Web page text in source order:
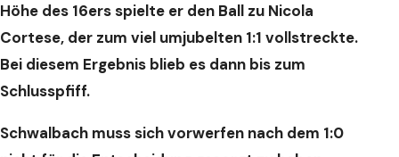
Höhe des 16ers spielte er den Ball zu Nicola
Cortese, der zum viel umjubelten 1:1 vollstreckte.
Bei diesem Ergebnis blieb es dann bis zum
Schlusspfiff.
Schwalbach muss sich vorwerfen nach dem 1:0